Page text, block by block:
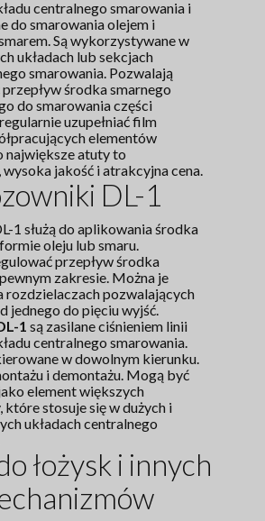
centralnego smarowania i
do smarowania olejem i
Są wykorzystywane w
układach lub sekcjach
smarowania. Pozwalają
środka smarnego
do smarowania części
uzupełniać film
elementów
największe atuty to
jakość i atrakcyjna cena.
DL-1
1 służą do aplikowania środka
oleju lub smaru.
przepływ środka
zakresie. Można je
rozdzielaczach pozwalających
jednego do pięciu wyjść.
1 są zasilane ciśnieniem linii
centralnego smarowania.
w dowolnym kierunku.
i demontażu. Mogą być
element większych
które stosuje się w dużych i
układach centralnego
łożysk i innych